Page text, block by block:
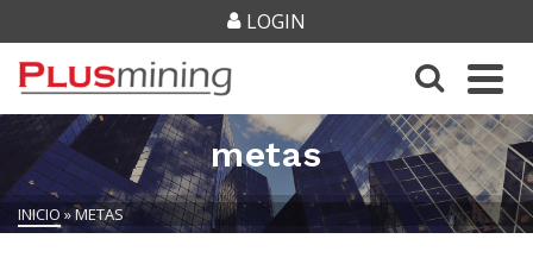
LOGIN
metas
INICIO »METAS